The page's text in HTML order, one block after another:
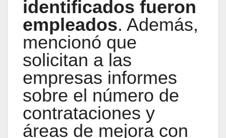
identificados fueron
empleados. Además,
mencionó que
solicitan a las
empresas informes
sobre el número de
contrataciones y
áreas de mejora con